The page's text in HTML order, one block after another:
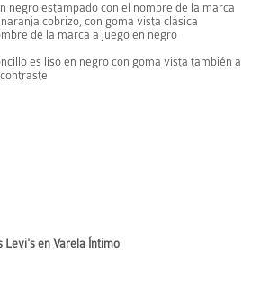
negro estampado con el nombre de la marca
cobrizo, con goma vista clásica
de la marca a juego en negro
es liso en negro con goma vista también a
Levi's en Varela Íntimo